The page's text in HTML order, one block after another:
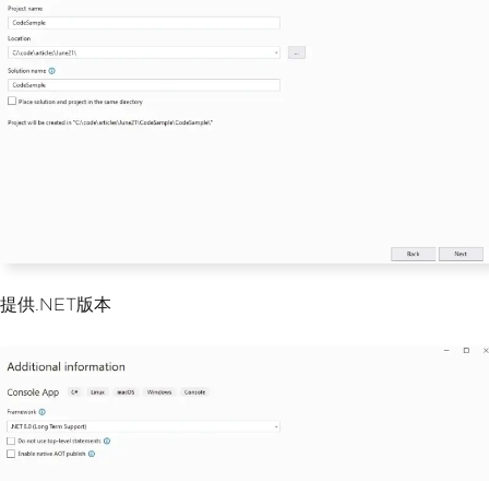
提供.NET版本